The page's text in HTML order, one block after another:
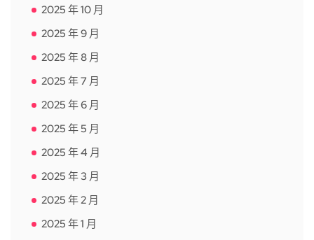
2025 年 10 月
2025 年 9 月
2025 年 8 月
2025 年 7 月
2025 年 6 月
2025 年 5 月
2025 年 4 月
2025 年 3 月
2025 年 2 月
2025 年 1 月